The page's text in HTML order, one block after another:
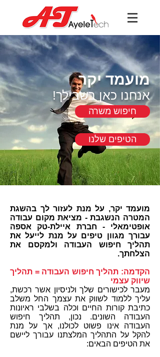
מועמד יקר
אנחנו כאן בשבילך!
חיפוש משרה
הטיפים שלנו
מועמד יקר, על מנת לעזור לך בהשגת
המטרה הנשגבת - מציאת מקום עבודה
אופטימאלי - חברת איילת-טק אספה
עבורך מגוון טיפים על מנת לייעל את
תהליך חיפוש העבודה ולמקסם את
הצלחתך.
הקדמה: תהליך חיפוש העבודה = תהליך
שיווק עצמי
מעבר לכישורים שלך ולניסיון אשר רכשת,
עליך ללמוד לשווק את עצמך החל משלב
כתיבת קורות החיים וכלה בשלבי ראיונות
העבודה השונים. נכון, תהליך חיפוש
העבודה אינו פשוט לכולנו, אך על מנת
להקל על התהליך המלצתנו עבורך ליישם
את הטיפים הבאים: